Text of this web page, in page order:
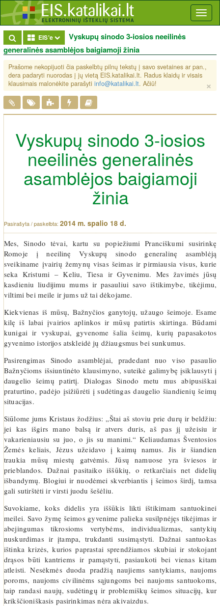
EIS'e Toggle Dropdown
Vyskupų sinodo 3-iosios neeilinės
generalinės asamblėjos baigiamoji žinia
Prašome nekopijuoti čia paskelbtų pilnų tekstų į savo svetaines ar pan.,
dera padaryti nuorodas į jų vietą EIS.katalikai.lt. Radus klaidų ir visais
klausimais malonėkite parašyti info@katalikai.lt. Ačiū! ×
Vyskupų sinodo 3-iosios
neeilinės generalinės
asamblėjos baigiamoji
žinia
2014 m. spalio 18 d.
Mes, Sinodo tėvai, kartu su popiežiumi Pranciškumi susirinkę
Romoje į neeilinę Vyskupų sinodo generalinę asamblėją
sveikiname įvairių žemynų visas šeimas ir pirmiausia visus, kurie
seka Kristumi – Keliu, Tiesa ir Gyvenimu. Mes žavimės jūsų
kasdieniu liudijimu mums ir pasauliui savo ištikimybe, tikėjimu,
viltimi bei meile ir jums už tai dėkojame.
Kiekvienas iš mūsų, Bažnyčios ganytojų, užaugo šeimoje. Esame
kilę iš labai įvairios aplinkos ir mūsų patirtis skirtinga. Būdami
kunigai ir vyskupai, gyvenome šalia šeimų, kurių papasakotos
gyvenimo istorijos atskleidė jų džiaugsmus bei sunkumus.
Pasirengimas Sinodo asamblėjai, pradedant nuo viso pasaulio
Bažnyčioms išsiuntinėto klausimyno, suteikė galimybę įsiklausyti į
daugelio šeimų patirtį. Dialogas Sinodo metu mus abipusiškai
praturtino, padėjo įsižiūrėti į sudėtingas daugelio šiandienių šeimų
situacijas.
Siūlome jums Kristaus žodžius: „Štai aš stoviu prie durų ir beldžiu:
jei kas išgirs mano balsą ir atvers duris, aš pas jį užeisiu ir
vakarieniausiu su juo, o jis su manimi.“ Keliaudamas Šventosios
Žemės keliais, Jėzus užeidavo į kaimų namus. Jis ir šiandien
traukia mūsų miestų gatvėmis. Jūsų namuose yra šviesos ir
prieblandos. Dažnai pasitaiko iššūkių, o retkarčiais net didelių
išbandymų. Blogiui ir nuodėmei skverbiantis į šeimos širdį, tamsa
gali sutirštėti ir virsti juodu šešėliu.
Suvokiame, koks didelis yra iššūkis likti ištikimam santuokinei
meilei. Savo žymę šeimos gyvenime palieka susilpnėjęs tikėjimas ir
abejingumas tikrosioms vertybėms, individualizmas, santykių
nuskurdimas ir įtampa, trukdanti susimąstyti. Dažnai santuokas
ištinka krizės, kurios paprastai sprendžiamos skubiai ir stokojant
drąsos būti kantriems ir pamąstyti, pasiaukoti bei vienas kitam
atleisti. Nesėkmės duoda pradžią naujiems santykiams, naujoms
poroms, naujoms civilinėms sąjungoms bei naujoms santuokoms,
taip randasi naujų, sudėtingų ir problemiškų šeimos situacijų, kur
krikščioniškasis pasirinkimas nėra akivaizdus.